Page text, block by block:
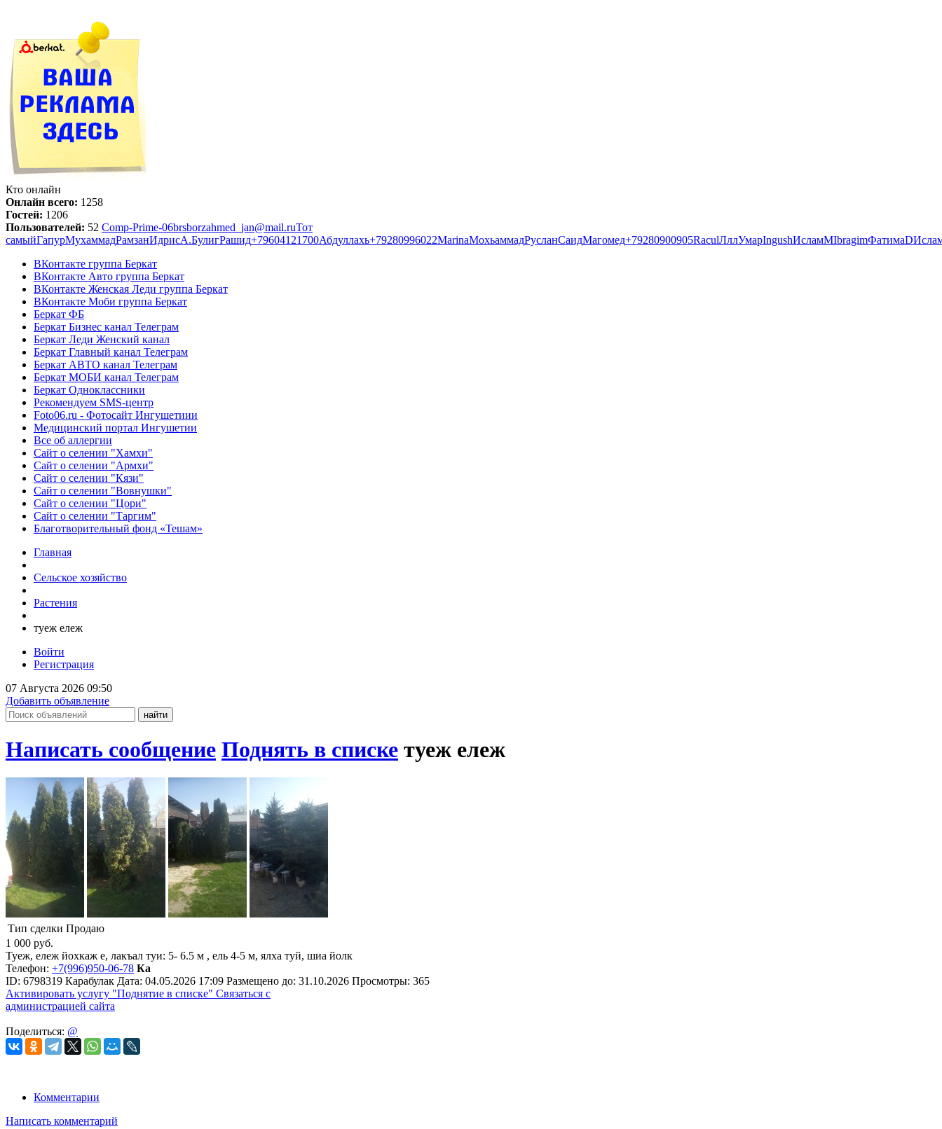
Кто онлайн
Онлайн всего: 1258
Гостей: 1206
Пользователей: 52 Comp-Prime-06brsborzahmed_jan@mail.ruТот
самыйГапурМухаммадРамзанИдрисА.БулигРашид+79604121700Абдуллахь+79280996022MarinaМохьаммадРусланСаидМагомед+79280900905RaculЛллУмарIngushИсламМIbragimФатимаD
ВКонтакте группа Беркат
ВКонтакте Авто группа Беркат
ВКонтакте Женская Леди группа Беркат
ВКонтакте Моби группа Беркат
Беркат ФБ
Беркат Бизнес канал Телеграм
Беркат Леди Женский канал
Беркат Главный канал Телеграм
Беркат АВТО канал Телеграм
Беркат МОБИ канал Телеграм
Беркат Одноклассники
Рекомендуем SMS-центр
Foto06.ru - Фотосайт Ингушетиии
Медицинский портал Ингушетии
Все об аллергии
Сайт о селении "Хамхи"
Сайт о селении "Армхи"
Сайт о селении "Кязи"
Сайт о селении "Вовнушки"
Сайт о селении "Цори"
Сайт о селении "Таргим"
Благотворительный фонд «Тешам»
Главная
Сельское хозяйство
Растения
туеж ележ
Войти
Регистрация
07 Августа 2026 09:50
Добавить объявление
Написать сообщение Поднять в списке туеж ележ
Тип сделки Продаю
1 000 руб.
Туеж, ележ йохкаж е, лакъал туи: 5- 6.5 м , ель 4-5 м, ялха туй, шиа йолк
Телефон: +7(996)950-06-78 Ка
ID: 6798319 Карабулак Дата: 04.05.2026 17:09 Размещено до: 31.10.2026 Просмотры: 365
Активировать услугу "Поднятие в списке" Связаться с
администрацией сайта
Поделиться: @
Комментарии
Написать комментарий